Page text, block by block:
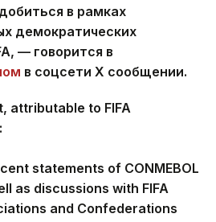
в рамках
демократических
— говорится в
в соцсети Х сообщении.
attributable to FIFA
statements of CONMEBOL
as discussions with FIFA
and Confederations